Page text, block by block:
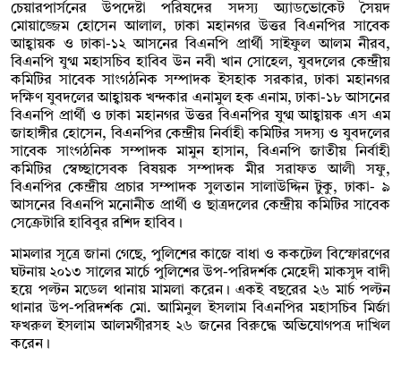
চেয়ারপার্সনের উপদেষ্টা পরিষদের সদস্য অ্যাডভোকেট সৈয়দ
মোয়াজ্জেম হোসেন আলাল, ঢাকা মহানগর উত্তর বিএনপির সাবেক
আহ্বায়ক ও ঢাকা-১২ আসনের বিএনপি প্রার্থী সাইফুল আলম নীরব,
বিএনপি যুগ্ম মহাসচিব হাবিব উন নবী খান সোহেল, যুবদলের কেন্দ্রীয়
কমিটির সাবেক সাংগঠনিক সম্পাদক ইসহাক সরকার, ঢাকা মহানগর
দক্ষিণ যুবদলের আহ্বায়ক খন্দকার এনামুল হক এনাম, ঢাকা-১৮ আসনের
বিএনপি প্রার্থী ও ঢাকা মহানগর উত্তর বিএনপির যুগ্ম আহ্বায়ক এস এম
জাহাঙ্গীর হোসেন, বিএনপির কেন্দ্রীয় নির্বাহী কমিটির সদস্য ও যুবদলের
সাবেক সাংগঠনিক সম্পাদক মামুন হাসান, বিএনপি জাতীয় নির্বাহী
কমিটির স্বেচ্ছাসেবক বিষয়ক সম্পাদক মীর সরাফত আলী সফু,
বিএনপির কেন্দ্রীয় প্রচার সম্পাদক সুলতান সালাউদ্দিন টুকু, ঢাকা- ৯
আসনের বিএনপি মনোনীত প্রার্থী ও ছাত্রদলের কেন্দ্রীয় কমিটির সাবেক
সেক্রেটারি হাবিবুর রশিদ হাবিব।
মামলার সূত্রে জানা গেছে, পুলিশের কাজে বাধা ও ককটেল বিস্ফোরণের
ঘটনায় ২০১৩ সালের মার্চে পুলিশের উপ-পরিদর্শক মেহেদী মাকসুদ বাদী
হয়ে পল্টন মডেল থানায় মামলা করেন। একই বছরের ২৬ মার্চ পল্টন
থানার উপ-পরিদর্শক মো. আমিনুল ইসলাম বিএনপির মহাসচিব মির্জা
ফখরুল ইসলাম আলমগীরসহ ২৬ জনের বিরুদ্ধে অভিযোগপত্র দাখিল
করেন।